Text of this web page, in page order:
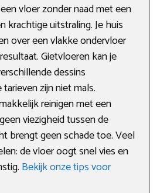
vloer zonder naad met een
krachtige uitstraling. Je huis
over een vlakke ondervloer
Gietvloeren kan je
dessins
zijn niet mals.
reinigen met een
viezigheid tussen de
brengt geen schade toe. Veel
de vloer oogt snel vies en
Bekijk onze tips voor